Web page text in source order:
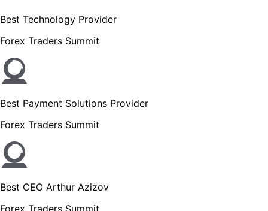
Best Technology Provider
Forex Traders Summit
Best Payment Solutions Provider
Forex Traders Summit
Best CEO Arthur Azizov